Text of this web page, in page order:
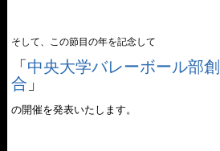
そして、この節目の年を記念して
「 中央大学バレーボール部
合 」
の開催を発表いたします。